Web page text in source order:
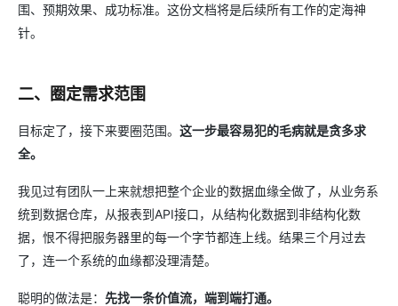
围、预期效果、成功标准。这份文档将是后续所有工作的定海神
针。
二、圈定需求范围
目标定了，接下来要圈范围。 这一步最容易犯的毛病就是贪多求
全。
我见过有团队一上来就想把整个企业的数据血缘全做了，从业务系
统到数据仓库，从报表到API接口，从结构化数据到非结构化数
据，恨不得把服务器里的每一个字节都连上线。结果三个月过去
了，连一个系统的血缘都没理清楚。
聪明的做法是： 先找一条价值流，端到端打通。